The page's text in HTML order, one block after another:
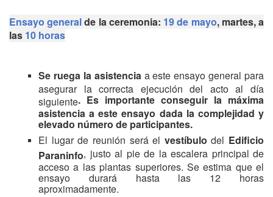
Ensayo generalde la ceremonia: 19 de mayo, martes, a
las 10 horas
Se ruega la asistenciaa este ensayo general para
asegurar la correcta ejecución del acto al día
siguiente. Es importante conseguir la máxima
asistencia a este ensayo dada la complejidad y
elevado número de participantes.
El lugar de reunión será el vestíbulo del Edificio
Paraninfo, justo al pie de la escalera principal de
acceso a las plantas superiores. Se estima que el
ensayo durará hasta las 12 horas
aproximadamente.